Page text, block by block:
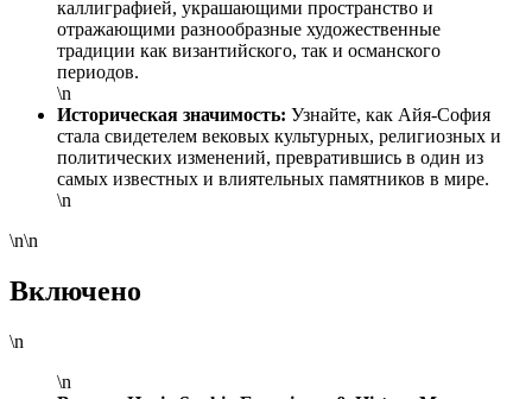
каллиграфией, украшающими пространство и
отражающими разнообразные художественные
традиции как византийского, так и османского
периодов.
\n
Историческая значимость: Узнайте, как Айя-София
стала свидетелем вековых культурных, религиозных и
политических изменений, превратившись в один из
самых известных и влиятельных памятников в мире.
\n
\n\n
Включено
\n
\n